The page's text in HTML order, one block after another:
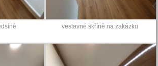
vestavné skříně na zakázku